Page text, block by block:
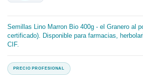
Semillas Lino Marron Bio 400g - el Granero al
certificado). Disponible para farmacias,
CIF.